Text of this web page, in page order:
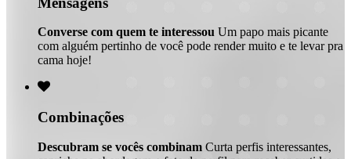
Converse com quem te interessou Um papo mais picante
com alguém pertinho de você pode render muito e te levar pra
cama hoje!

Combinações
Descubram se vocês combinam Curta perfis interessantes,